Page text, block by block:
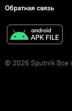
Обратная связь
© 2026 Sputnik Все